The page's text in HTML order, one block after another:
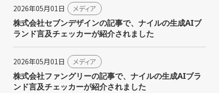
2026年05月01日 メディア
株式会社セブンデザインの記事で、ナイルの生成AIブ
ランド言及チェッカーが紹介されました
2026年05月01日 メディア
株式会社ファングリーの記事で、ナイルの生成AIブラ
ンド言及チェッカーが紹介されました